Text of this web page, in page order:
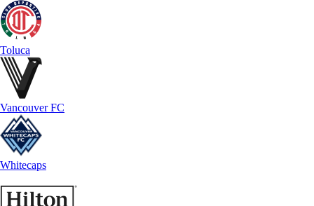
Toluca
Vancouver FC
Whitecaps